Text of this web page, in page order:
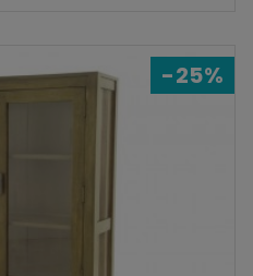
-25%